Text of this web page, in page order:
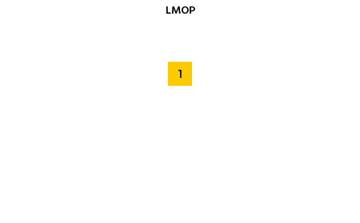
LMOP
1